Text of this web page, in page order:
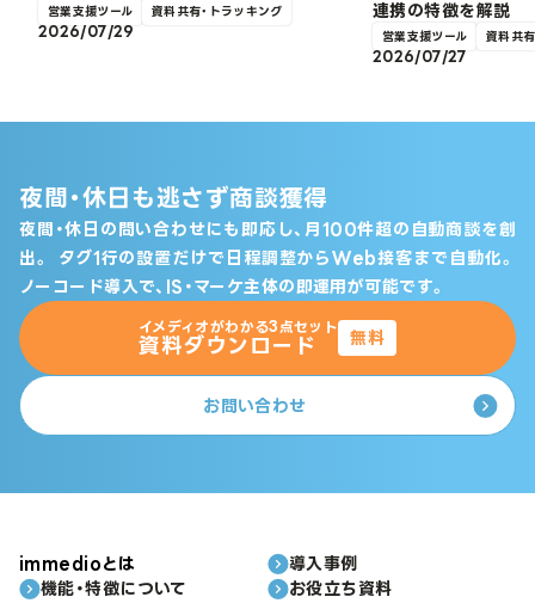
営業支援ツール 資料共有・トラッキング
2026/07/29
連携の特徴を解説
営業支援ツール 資料共
2026/07/27
夜間・休日も逃さず商談獲得
夜間・休日の問い合わせにも即応し、月100件超の自動商談を創
出。
タグ1行の設置だけで日程調整からWeb接客まで自動化。
ノーコード導入で、IS・マーケ主体の即運用が可能です。
イメディオがわかる3点セット
資料ダウンロード 無料
お問い合わせ
immedioとは
機能・特徴について
導入事例
お役立ち資料